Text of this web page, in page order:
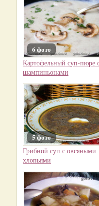
6 фото
Картофельный суп-пюре
шампиньонами
5 фото
Грибной суп с овсяными
хлопьями